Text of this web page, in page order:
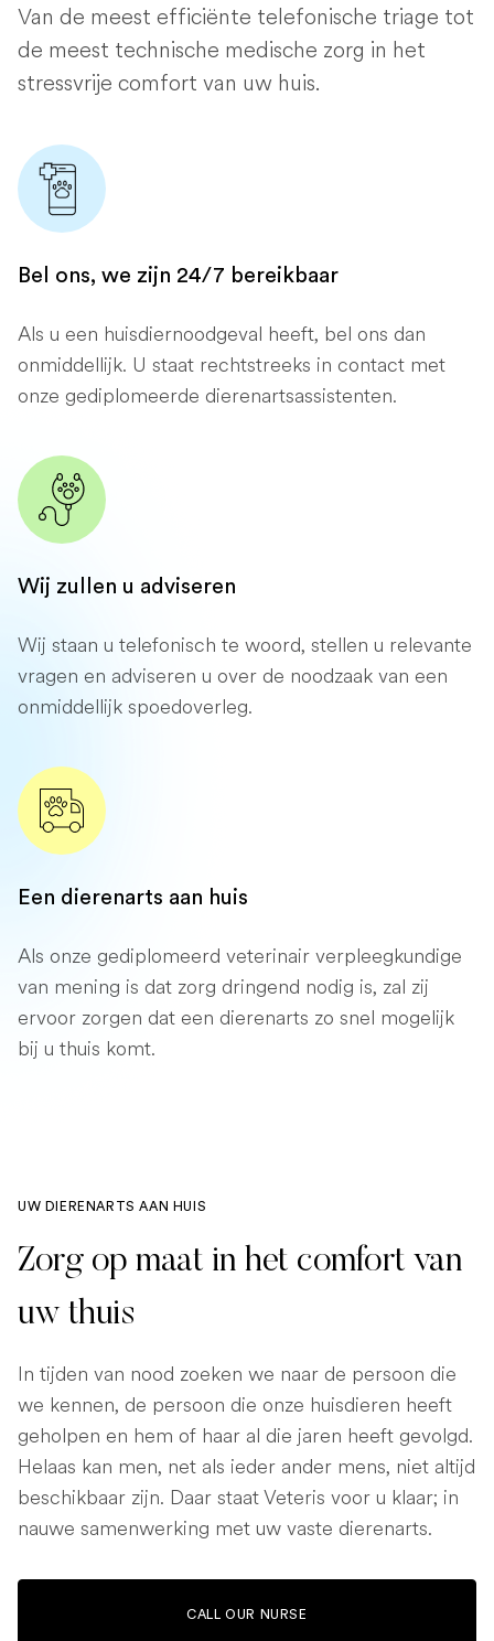
Van de meest efficiënte telefonische triage tot
de meest technische medische zorg in het
stressvrije comfort van uw huis.
Bel ons, we zijn 24/7 bereikbaar
Als u een huisdiernoodgeval heeft, bel ons dan
onmiddellijk. U staat rechtstreeks in contact met
onze gediplomeerde dierenartsassistenten.
Wij zullen u adviseren
Wij staan ​​u telefonisch te woord, stellen u relevante
vragen en adviseren u over de noodzaak van een
onmiddellijk spoedoverleg.
Een dierenarts aan huis
Als onze gediplomeerd veterinair verpleegkundige
van mening is dat zorg dringend nodig is, zal zij
ervoor zorgen dat een dierenarts zo snel mogelijk
bij u thuis komt.
UW DIERENARTS AAN HUIS
Zorg op maat in het comfort van
uw thuis
In tijden van nood zoeken we naar de persoon die
we kennen, de persoon die onze huisdieren heeft
geholpen en hem of haar al die jaren heeft gevolgd.
Helaas kan men, net als ieder ander mens, niet altijd
beschikbaar zijn. Daar staat Veteris voor u klaar; in
nauwe samenwerking met uw vaste dierenarts.
CALL OUR NURSE